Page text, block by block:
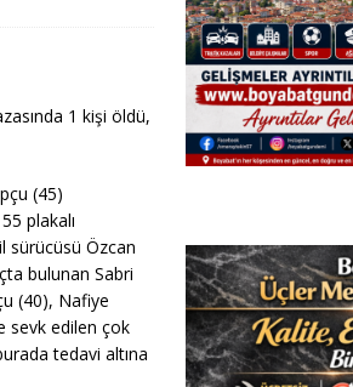
1 kişi öldü,
(45)
plakalı
sürücüsü Özcan
bulunan Sabri
(40), Nafiye
sevk edilen çok
tedavi altına